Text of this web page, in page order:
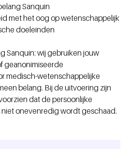
Sanquin
met het oog op wetenschappelijk
doeleinden
Sanquin: wij gebruiken jouw
geanonimiseerde
medisch-wetenschappelijke
belang. Bij de uitvoering zijn
dat de persoonlijke
onevenredig wordt geschaad.